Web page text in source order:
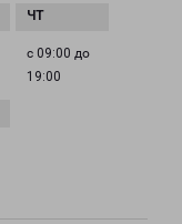
с 09:00 до
19:00